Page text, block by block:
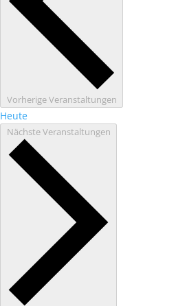
VorherigeVeranstaltungen
Heute
NächsteVeranstaltungen